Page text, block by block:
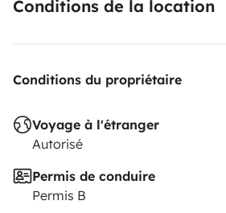
Conditions de la location
Conditions du propriétaire
Voyage à l'étranger
Autorisé
Permis de conduire
Permis B